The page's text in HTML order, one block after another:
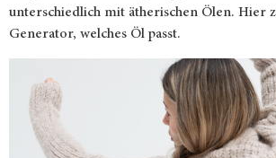
unterschiedlich mit ätherischen Ölen. Hier
Generator, welches Öl passt.